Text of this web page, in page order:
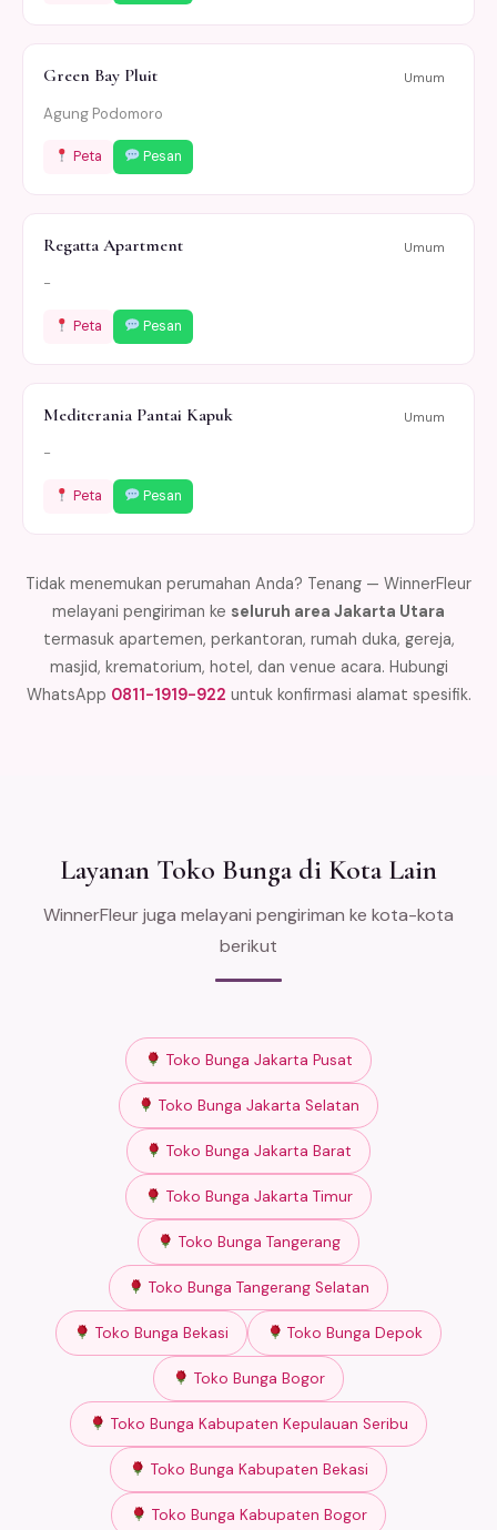
Green Bay Pluit Umum
Agung Podomoro
Peta Pesan
Regatta Apartment Umum
-
Peta Pesan
Mediterania Pantai Kapuk Umum
-
Peta Pesan
Tidak menemukan perumahan Anda? Tenang — WinnerFleur
melayani pengiriman ke seluruh area Jakarta Utara
termasuk apartemen, perkantoran, rumah duka, gereja,
masjid, krematorium, hotel, dan venue acara. Hubungi
WhatsApp 0811-1919-922 untuk konfirmasi alamat spesifik.
Layanan Toko Bunga di Kota Lain
WinnerFleur juga melayani pengiriman ke kota-kota
berikut
Toko Bunga Jakarta Pusat
Toko Bunga Jakarta Selatan
Toko Bunga Jakarta Barat
Toko Bunga Jakarta Timur
Toko Bunga Tangerang
Toko Bunga Tangerang Selatan
Toko Bunga Bekasi Toko Bunga Depok
Toko Bunga Bogor
Toko Bunga Kabupaten Kepulauan Seribu
Toko Bunga Kabupaten Bekasi
Toko Bunga Kabupaten Bogor